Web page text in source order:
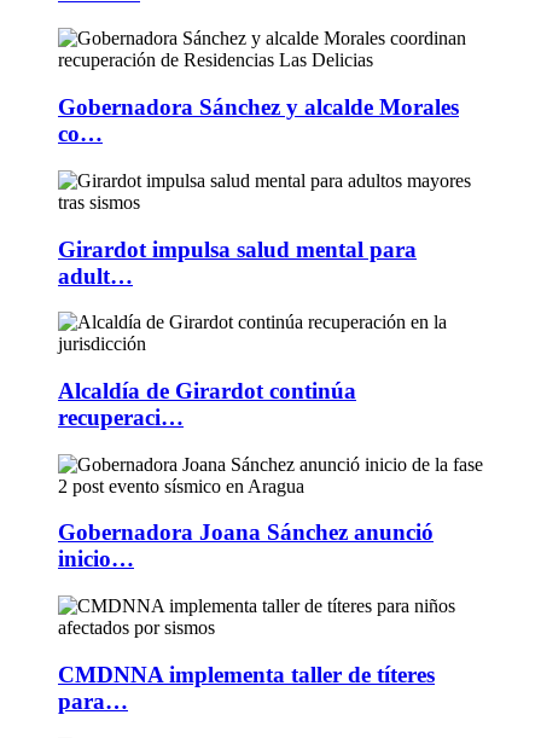
Gobernadora Sánchez y alcalde Morales
co…
Girardot impulsa salud mental para
adult…
Alcaldía de Girardot continúa
recuperaci…
Gobernadora Joana Sánchez anunció
inicio…
CMDNNA implementa taller de títeres
para…